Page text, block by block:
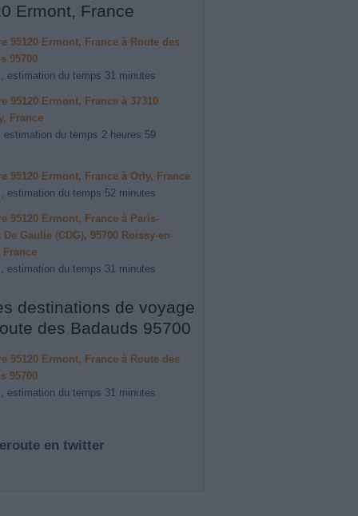
Ermont, France
95120 Ermont, France à Route des
95700
estimation du temps 31 minutes
95120 Ermont, France à 37310
France
estimation du temps 2 heures 59
95120 Ermont, France à Orly, France
estimation du temps 52 minutes
95120 Ermont, France à Paris-
De Gaulle (CDG), 95700 Roissy-en-
France
estimation du temps 31 minutes
destinations de voyage
des Badauds 95700
95120 Ermont, France à Route des
95700
estimation du temps 31 minutes
en twitter